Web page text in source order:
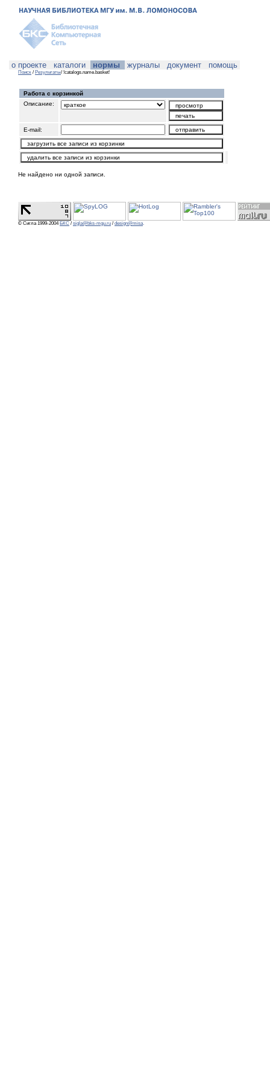
о проекте каталоги нормы журналы документ помощь
Поиск / Результаты/ !catalogs.name.basket!
Работа с корзинкой
Описание:
E-mail:
Не найдено ни одной записи.
© Сигла 1999-2004 БКС / sigla@bks-mgu.ru / design@misa.